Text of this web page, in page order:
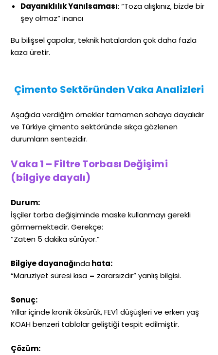
Dayanıklılık Yanılsaması: “Toza alışkınız, bizde bir
şey olmaz” inancı
Bu bilişsel çapalar, teknik hatalardan çok daha fazla
kaza üretir.
Çimento Sektöründen Vaka Analizleri
Aşağıda verdiğim örnekler tamamen sahaya dayalıdır
ve Türkiye çimento sektöründe sıkça gözlenen
durumların sentezidir.
Vaka 1 – Filtre Torbası Değişimi
(bilgiye dayalı)
Durum:
İşçiler torba değişiminde maske kullanmayı gerekli
görmemektedir. Gerekçe:
“Zaten 5 dakika sürüyor.”
Bilgiye dayanağındahata:
“Maruziyet süresi kısa = zararsızdır” yanlış bilgisi.
Sonuç:
Yıllar içinde kronik öksürük, FEV1 düşüşleri ve erken yaş
KOAH benzeri tablolar geliştiği tespit edilmiştir.
Çözüm: